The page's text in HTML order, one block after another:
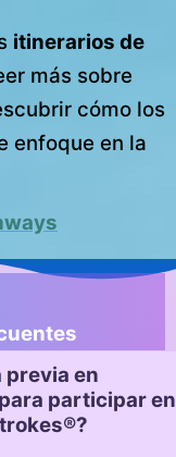
itinerarios de
más sobre
cómo los
enfoque en la
previa en
participar en